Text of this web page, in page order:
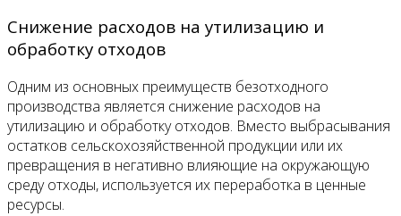
Снижение расходов на утилизацию и
обработку отходов
Одним из основных преимуществ безотходного
производства является снижение расходов на
утилизацию и обработку отходов. Вместо выбрасывания
остатков сельскохозяйственной продукции или их
превращения в негативно влияющие на окружающую
среду отходы, используется их переработка в ценные
ресурсы.